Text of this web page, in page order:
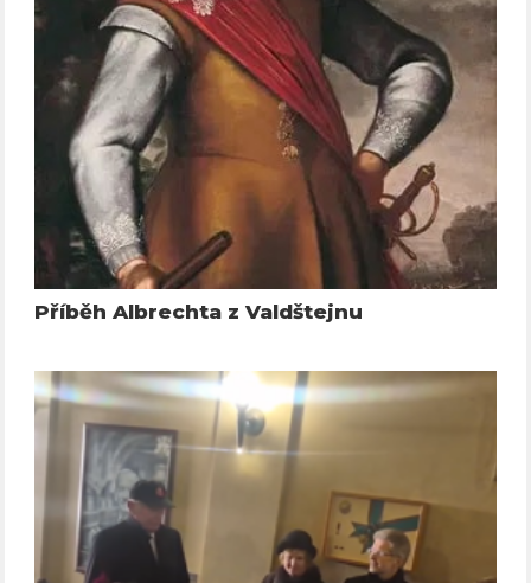
Příběh Albrechta z Valdštejnu